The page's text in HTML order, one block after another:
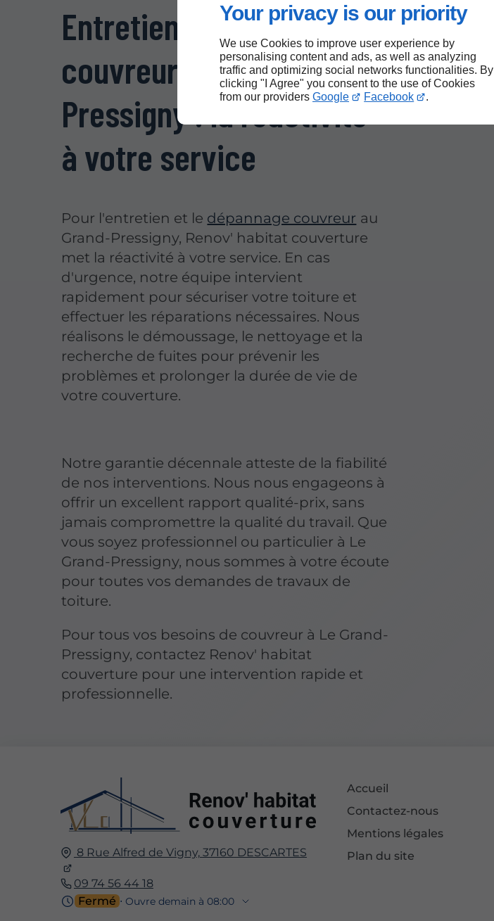
Your privacy is our priority
We use Cookies to improve user experience by
personalising content and ads, as well as analyzing
traffic and optimizing social networks functionalities. By
clicking "I Agree" you consent to the use of Cookies
from our providers Google Facebook .
Entretien et dépannage
couvreur à Le Grand-
Pressigny : la réactivité
à votre service
Pour l'entretien et le dépannage couvreur au
Grand-Pressigny, Renov' habitat couverture
met la réactivité à votre service. En cas
d'urgence, notre équipe intervient
rapidement pour sécuriser votre toiture et
effectuer les réparations nécessaires. Nous
réalisons le démoussage, le nettoyage et la
recherche de fuites pour prévenir les
problèmes et prolonger la durée de vie de
votre couverture.
Notre garantie décennale atteste de la fiabilité
de nos interventions. Nous nous engageons à
offrir un excellent rapport qualité-prix, sans
jamais compromettre la qualité du travail. Que
vous soyez professionnel ou particulier à Le
Grand-Pressigny, nous sommes à votre écoute
pour toutes vos demandes de travaux de
toiture.
Pour tous vos besoins de couvreur à Le Grand-
Pressigny, contactez Renov' habitat
couverture pour une intervention rapide et
professionnelle.
8 Rue Alfred de Vigny, 37160 DESCARTES
09 74 56 44 18
Fermé ⋅ Ouvre demain à 08:00
Accueil
Contactez-nous
Mentions légales
Plan du site